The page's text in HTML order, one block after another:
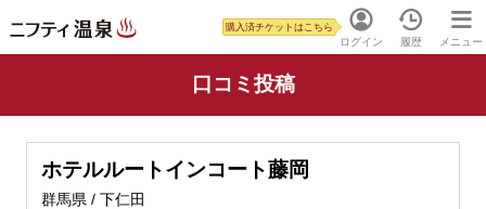
ログイン
購入済チケットはこちら
履歴 メニュー
口コミ投稿
ホテルルートインコート藤岡
群馬県 / 下仁田